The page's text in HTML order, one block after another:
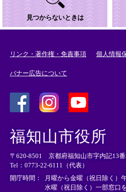
見つからないときは
リンク・著作権・免責事項 個人情報
バナー広告について
外
部
リ
ン
ク
＞
外
リ
ン
ク
＞
外
部
ン
ク
＞
福知山市役所
〒620-8501 京都府福知山市字内記13番
Tel：0773-22-6111（代表）
開庁時間：
月曜から金曜（祝日除く）
水曜（祝日除く）一部窓口